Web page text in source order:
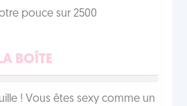
pouce sur 2500
BOÎTE
! Vous êtes sexy comme un